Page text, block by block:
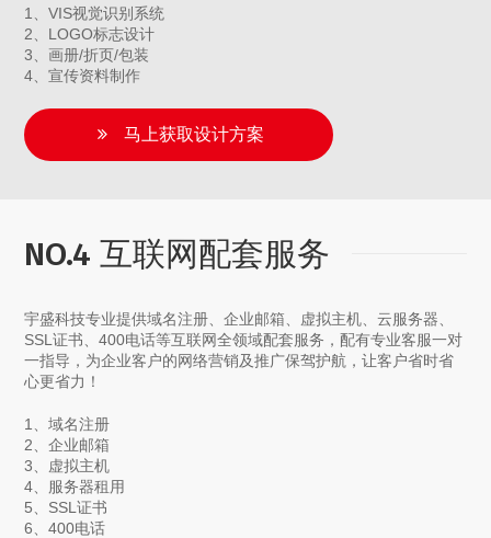
1、VIS视觉识别系统
2、LOGO标志设计
3、画册/折页/包装
4、宣传资料制作
马上获取设计方案
NO.4 互联网配套服务
宇盛科技专业提供域名注册、企业邮箱、虚拟主机、云服务器、
SSL证书、400电话等互联网全领域配套服务，配有专业客服一对
一指导，为企业客户的网络营销及推广保驾护航，让客户省时省
心更省力！
1、域名注册
2、企业邮箱
3、虚拟主机
4、服务器租用
5、SSL证书
6、400电话